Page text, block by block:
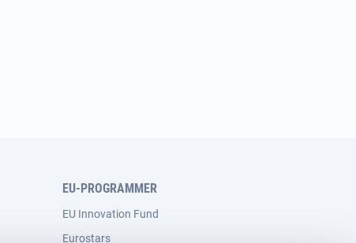
EU-PROGRAMMER
EU Innovation Fund
Eurostars